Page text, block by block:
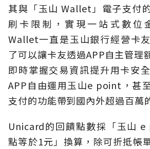
其與「玉山 Wallet」電子支付
刷卡限制，實現一站式數位
Wallet一直是玉山銀行經營卡
了可以讓卡友透過APP自主管理
即時掌握交易資訊提升用卡安
APP自由運用玉山e point，甚
支付的功能帶到國內外超過百萬
Unicard的回饋點數採「玉山
點等於1元」換算，除可折抵帳